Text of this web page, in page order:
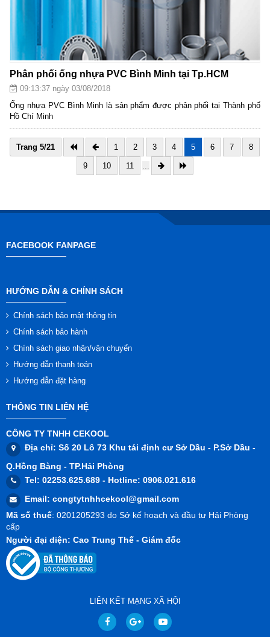
Phân phối ống nhựa PVC Bình Minh tại Tp.HCM
09:13:37 ngày 03/08/2018
Ống nhựa PVC Bình Minh là sản phẩm được phân phối tại Thành phố
Hồ Chí Minh
Trang 5/21 1 2 3 4 5 6 7 8
9 10 11 ...
FACEBOOK FANPAGE
HƯỚNG DẪN & CHÍNH SÁCH
Chính sách bảo mật thông tin
Chính sách bảo hành
Chính sách giao nhận/vận chuyển
Hướng dẫn thanh toán
Hướng dẫn đặt hàng
THÔNG TIN LIÊN HỆ
CÔNG TY TNHH CEKOOL
Địa chỉ: Số 20 Lô 73 Khu tái định cư Sở Dầu - P.Sở Dầu -
Q.Hồng Bàng - TP.Hải Phòng
Tel: 02253.625.689 - Hotline: 0906.021.616
Email: congtytnhhcekool@gmail.com
Mã số thuế: 0201205293 do Sở kế hoạch và đầu tư Hải Phòng
cấp
Người đại diện: Cao Trung Thế - Giám đốc
LIÊN KẾT MẠNG XÃ HỘI